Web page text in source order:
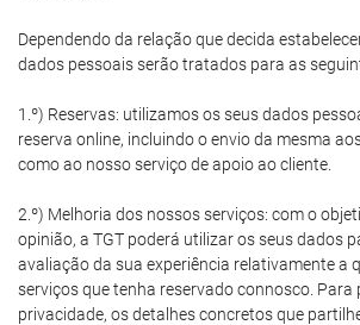
Dependendo da relação que decida
dados pessoais serão tratados para as
1.º) Reservas: utilizamos os seus dados
reserva online, incluindo o envio da mesma
como ao nosso serviço de apoio ao cliente.
2.º) Melhoria dos nossos serviços: com o
opinião, a TGT poderá utilizar os seus dados
avaliação da sua experiência relativamente a
serviços que tenha reservado connosco. Para
privacidade, os detalhes concretos que